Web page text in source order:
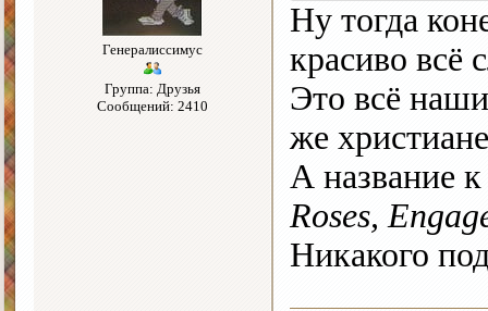
Генералиссимус
Группа: Друзья
Сообщений: 2410
Ну тогда
красиво всё
Это всё
же
А название
Roses,
Никакого